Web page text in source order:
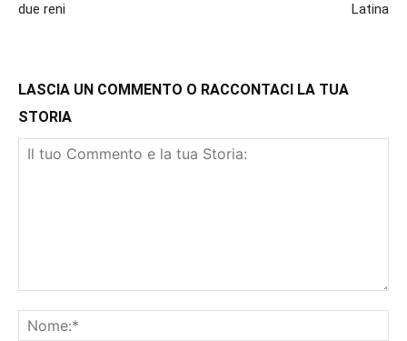
due reni
Latina
LASCIA UN COMMENTO O RACCONTACI LA TUA
STORIA